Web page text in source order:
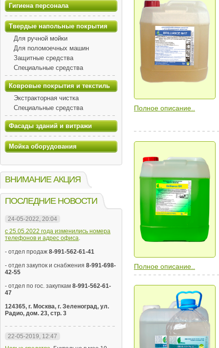
Полное описание..
Полное описание..
Гигиена персонала
Твердые напольные покрытия
Для ручной мойки
Для поломоечных машин
Защитные средства
Специальные средства
Ковровые покрытия и текстиль
Экстракторная чистка
Специальные средства
Фасады зданий и витражи
Мойка оборудования
ВНИМАНИЕ АКЦИЯ
ПОСЛЕДНИЕ НОВОСТИ
24-05-2022, 20:04
с 25.05.2022 года изменились номера
телефонов и адрес офиса.
- отдел продаж 8-991-562-61-41
- отдел закупок и снабжения 8-991-698-
42-55
- отдел по гос. закупкам 8-991-562-61-
47
124365, г. Москва, г. Зеленоград, ул.
Радио, дом. 23, стр. 3
22-05-2019, 12:47